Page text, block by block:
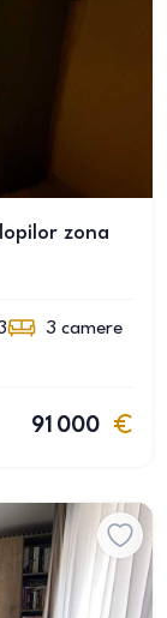
zona
3 camere
91 000